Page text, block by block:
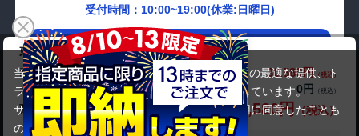
東芝 TXE/68HE
商品価格(税込) 30,580円
27,280円
オプション小計価格(税込)
0円
商品合計価格(税込)
30,580円
受付時間：10:00~19:00(休業:日曜日)
メールでの
お問い合わせはこちら
当サイトでは利用体験の向上およびコンテンツの最適な提供、ト
ラフィックの分析を目的としてCookieを使用しています。
サイトの閲覧を継続された場合、Cookieの利用に同意したことも
のといたします。